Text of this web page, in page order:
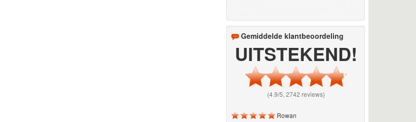
Gemiddelde klantbeoordeling
UITSTEKEND!
(4.9/5, 2742 reviews)
Rowan